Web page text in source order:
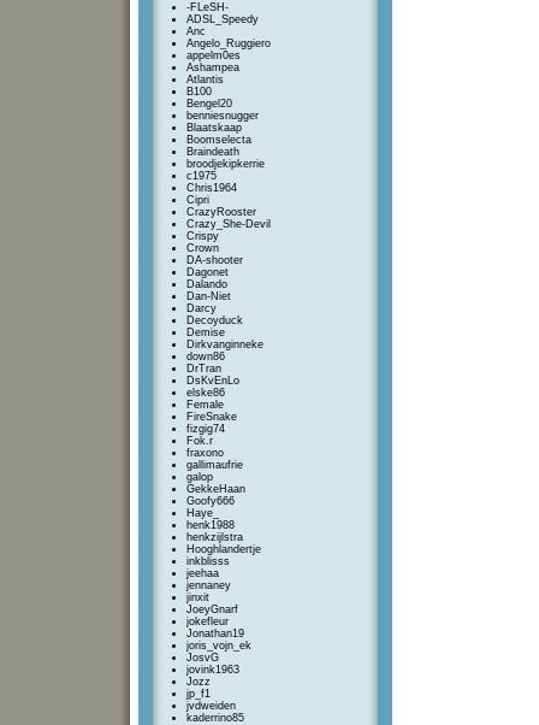
-FLeSH-
ADSL_Speedy
Anc
Angelo_Ruggiero
appelm0es
Ashampea
Atlantis
B100
Bengel20
benniesnugger
Blaatskaap
Boomselecta
Braindeath
broodjekipkerrie
c1975
Chris1964
Cipri
CrazyRooster
Crazy_She-Devil
Crispy
Crown
DA-shooter
Dagonet
Dalando
Dan-Niet
Darcy
Decoyduck
Demise
Dirkvanginneke
down86
DrTran
DsKvEnLo
elske86
Female
FireSnake
fizgig74
Fok.r
fraxono
gallimaufrie
galop
GekkeHaan
Goofy666
Haye_
henk1988
henkzijlstra
Hooghlandertje
inkblisss
jeehaa
jennaney
jinxit
JoeyGnarf
jokefleur
Jonathan19
joris_vojn_ek
JosvG
jovink1963
Jozz
jp_f1
jvdweiden
kaderrino85